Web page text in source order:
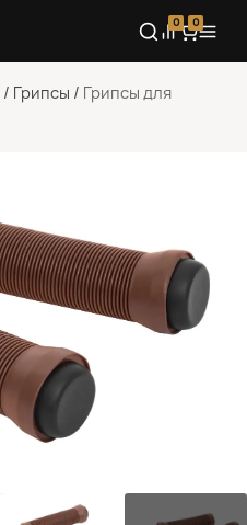
0 0
/ Грипсы / Грипсы для